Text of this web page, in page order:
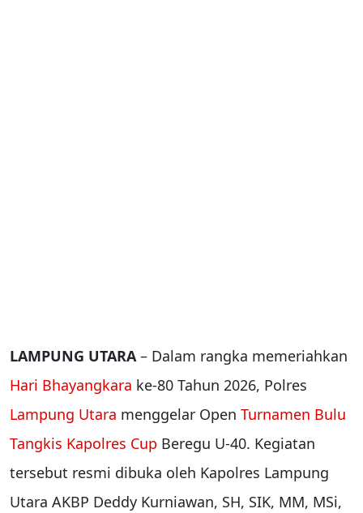
LAMPUNG UTARA– Dalam rangka memeriahkan
Hari Bhayangkara ke-80 Tahun 2026, Polres
Lampung Utara menggelar Open Turnamen Bulu
Tangkis Kapolres Cup Beregu U-40. Kegiatan
tersebut resmi dibuka oleh Kapolres Lampung
Utara AKBP Deddy Kurniawan, SH, SIK, MM, MSi,